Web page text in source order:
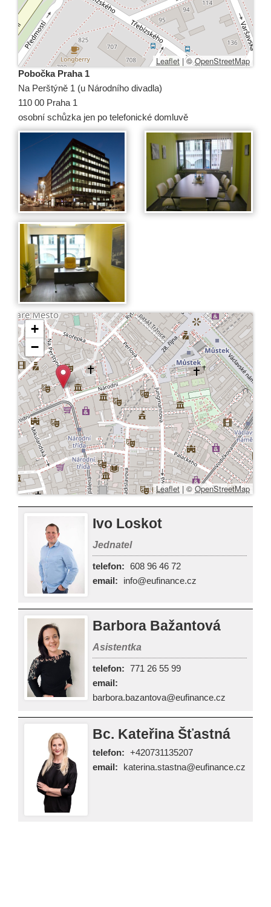
Leaflet |©OpenStreetMap
Pobočka Praha 1
Na Perštýně 1 (u Národního divadla)
110 00 Praha 1
osobní schůzka jen po telefonické domluvě
+
−
Leaflet | © OpenStreetMap
Ivo Loskot
Jednatel
telefon:
608 96 46 72
email:
info@eufinance.cz
Barbora Bažantová
Asistentka
telefon:
771 26 55 99
email:
barbora.bazantova@eufinance.cz
Bc. Kateřina Šťastná
telefon:
+420731135207
email:
katerina.stastna@eufinance.cz